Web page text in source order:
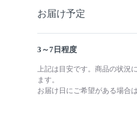
お届け予定
3～7日程度
上記は目安です。商品の状況
ます。
お届け日にご希望がある場合